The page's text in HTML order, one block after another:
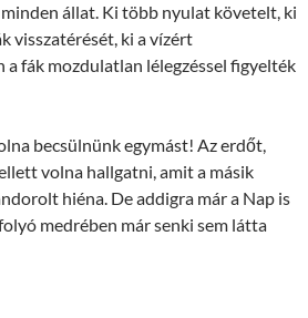
állat. Ki több nyulat követelt, ki
visszatérését, ki a vízért
fák mozdulatlan lélegzéssel figyelték
becsülnünk egymást! Az erdőt,
volna hallgatni, amit a másik
hiéna. De addigra már a Nap is
medrében már senki sem látta